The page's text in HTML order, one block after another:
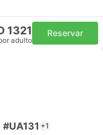
1321
adulto
Reservar
+1